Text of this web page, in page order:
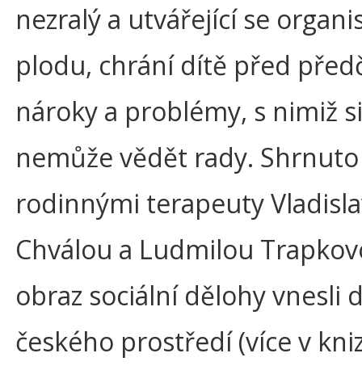
nezralý a utvářející se
plodu, chrání dítě před
nároky a problémy, s nimiž
nemůže vědět rady.
rodinnými terapeuty
Chválou a Ludmilou
obraz sociální dělohy vnesli
českého prostředí (více v